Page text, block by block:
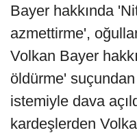
Bayer hakkında
azmettirme',
Volkan Bayer
öldürme'
istemiyle dava
kardeşlerden